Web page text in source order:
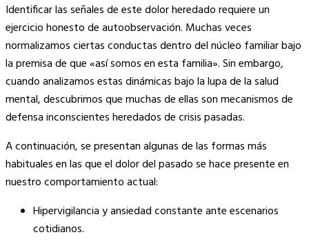
Identificar las señales de este dolor heredado requiere un
ejercicio honesto de autoobservación. Muchas veces
normalizamos ciertas conductas dentro del núcleo familiar bajo
la premisa de que «así somos en esta familia». Sin embargo,
cuando analizamos estas dinámicas bajo la lupa de la salud
mental, descubrimos que muchas de ellas son mecanismos de
defensa inconscientes heredados de crisis pasadas.
A continuación, se presentan algunas de las formas más
habituales en las que el dolor del pasado se hace presente en
nuestro comportamiento actual:
Hipervigilancia y ansiedad constante ante escenarios
cotidianos.